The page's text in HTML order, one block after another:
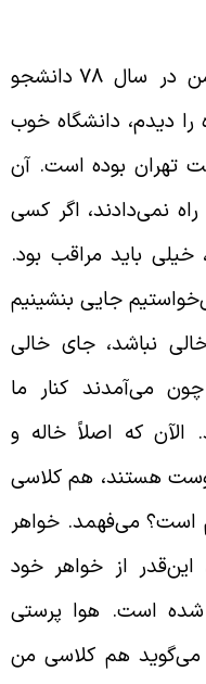
یک زمانی بود در دانشگاه‌ها من در سال 78 دانشجو
را دیدم، دانشگاه خوب
تهران بوده است. آن
نمی‌دادند، اگر کسی
باید مراقب بود.
می‌خواستیم جایی بنشینیم
نباشد، جای خالی
می‌آمدند کنار ما
که اصلاً خاله و
هستند، هم کلاسی
می‌فهمد. خواهر
از خواهر خود
است. هوا پرستی
هم کلاسی من